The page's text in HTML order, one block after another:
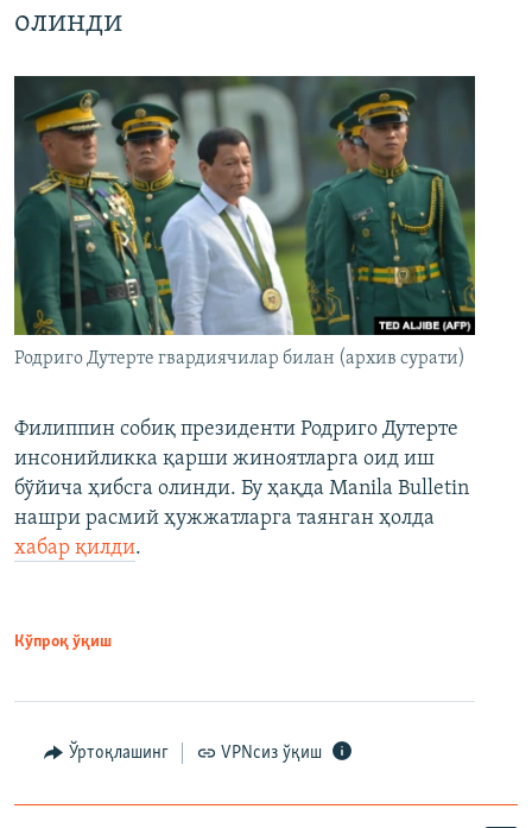
олинди
Родриго Дутерте гвардиячилар билан (архив сурати)
Филиппин собиқ президенти Родриго Дутерте
инсонийликка қарши жиноятларга оид иш
бўйича ҳибсга олинди. Бу ҳақда Manila Bulletin
нашри расмий ҳужжатларга таянган ҳолда
хабар қилди.
Кўпроқ ўқиш
Ўртоқлашинг VPNсиз ўқиш